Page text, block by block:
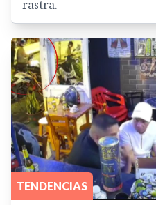
rastra.
TENDENCIAS